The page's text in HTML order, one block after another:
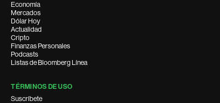
Economía
Mercados
Dólar Hoy
Actualidad
Cripto
Finanzas Personales
Podcasts
Listas de Bloomberg Línea
TÉRMINOS DE USO
Suscríbete